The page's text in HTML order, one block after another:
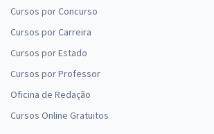
Cursos por Concurso
Cursos por Carreira
Cursos por Estado
Cursos por Professor
Oficina de Redação
Cursos Online Gratuitos